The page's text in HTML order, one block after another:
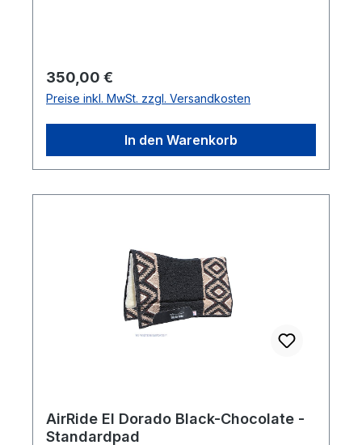
cmStärke Filz: ca. 3 cm
Regulärer Preis:
350,00 €
Preise inkl. MwSt. zzgl. Versandkosten
In den Warenkorb
AirRide El Dorado Black-Chocolate -
Standardpad